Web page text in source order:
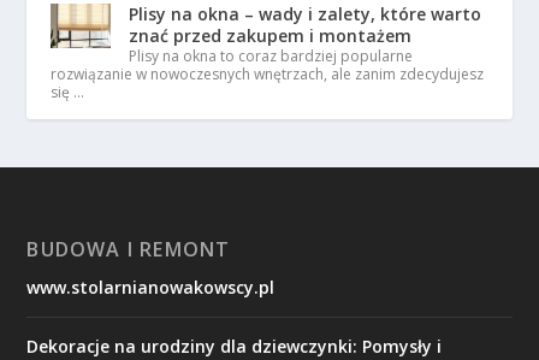
Plisy na okna – wady i zalety, które warto
znać przed zakupem i montażem
Plisy na okna to coraz bardziej popularne
rozwiązanie w nowoczesnych wnętrzach, ale zanim zdecydujesz
się …
BUDOWA I REMONT
www.stolarnianowakowscy.pl
Dekoracje na urodziny dla dziewczynki: Pomysły i